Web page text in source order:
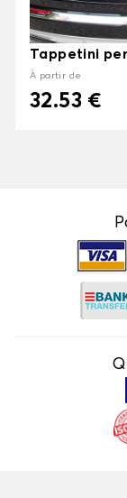
Tappetini
À partir de
32.53 €